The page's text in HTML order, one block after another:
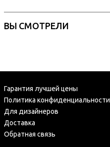
ВЫ СМОТРЕЛИ
Гарантия лучшей цены
Политика конфиденциальности
Для дизайнеров
Доставка
Обратная связь